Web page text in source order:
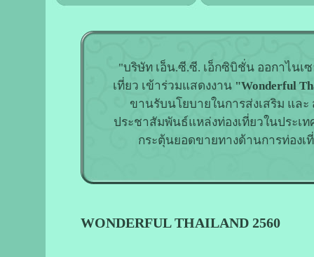
"บริษัท เอ็น.ซี.ซี. เอ็กซิบิชั่น ออกาไนเ
เที่ยว เข้าร่วมแสดงงาน "Wonderful
ขานรับนโยบายในการส่งเสริม และ
ประชาสัมพันธ์แหล่งท่องเที่ยวในประเ
กระตุ้นยอดขายทางด้านการท่อง
WONDERFUL THAILAND 2560